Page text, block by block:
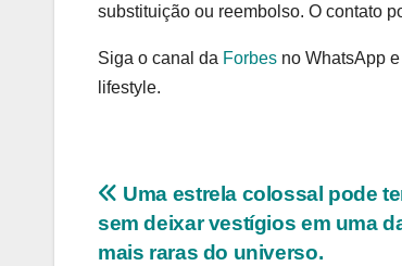
substituição ou reembolso. O contato
Siga o canal da Forbes no WhatsApp
lifestyle.
Navegação
de
Uma estrela colossal pode
sem deixar vestígios em uma
mais raras do universo.